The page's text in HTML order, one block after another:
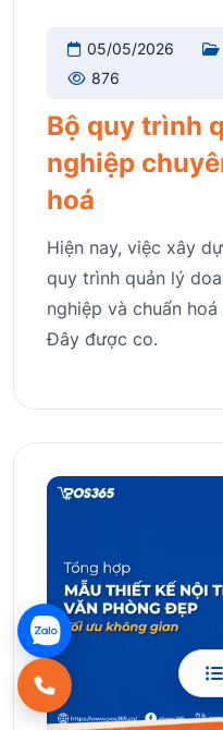
05/05/2026
876
Bộ quy trình
nghiệp
hoá
Hiện nay, việc xây
quy trình quản lý
nghiệp và chuẩn
Đây được co.